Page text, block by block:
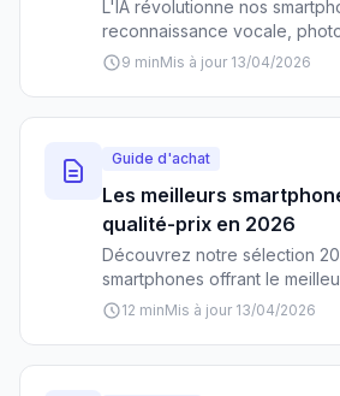
L'IA révolutionne nos
reconnaissance vocale,
assistant personnel...
artificielle pour transformer
9 minMis à jour 13/04/2026
Guide d'achat
Les meilleurs
qualité-prix en 2026
Découvrez notre sélection
smartphones offrant le
qualité-prix, avec des
12 minMis à jour 13/04/2026